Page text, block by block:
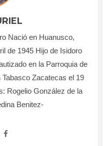
Nació en Huanusco,
de 1945 Hijo de Isidoro
en la Parroquia de
Tabasco Zacatecas el 19
Rogelio González de la
Benitez-